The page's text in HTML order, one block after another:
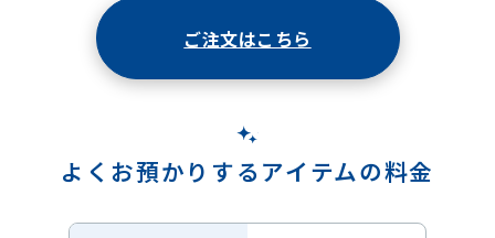
ご注文はこちら
よくお預かりするアイテムの料金